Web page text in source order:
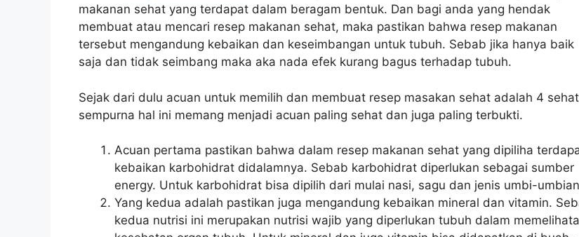
makanan sehat yang terdapat dalam beragam bentuk. Dan bagi anda yang hendak
membuat atau mencari resep makanan sehat, maka pastikan bahwa resep makanan
tersebut mengandung kebaikan dan keseimbangan untuk tubuh. Sebab jika hanya baik
saja dan tidak seimbang maka aka nada efek kurang bagus terhadap tubuh.
Sejak dari dulu acuan untuk memilih dan membuat resep masakan sehat adalah 4
sempurna hal ini memang menjadi acuan paling sehat dan juga paling terbukti.
Acuan pertama pastikan bahwa dalam resep makanan sehat yang dipiliha
kebaikan karbohidrat didalamnya. Sebab karbohidrat diperlukan sebagai sumber
energy. Untuk karbohidrat bisa dipilih dari mulai nasi, sagu dan jenis umbi-
Yang kedua adalah pastikan juga mengandung kebaikan mineral dan vitamin.
kedua nutrisi ini merupakan nutrisi wajib yang diperlukan tubuh dalam memelihata